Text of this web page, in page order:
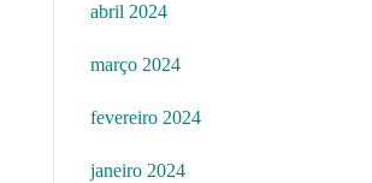
abril 2024
março 2024
fevereiro 2024
janeiro 2024